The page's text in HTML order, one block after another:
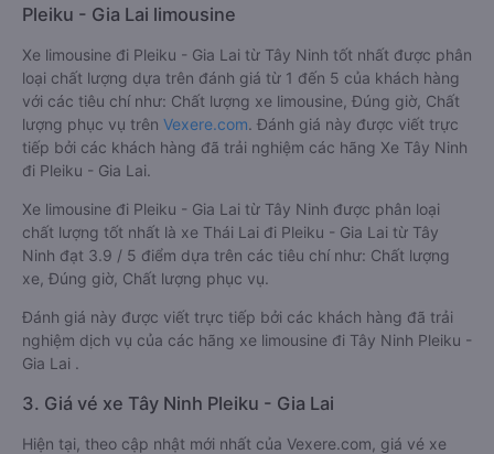
Pleiku - Gia Lai limousine
Xe limousine đi Pleiku - Gia Lai từ Tây Ninh tốt nhất được phân
loại chất lượng dựa trên đánh giá từ 1 đến 5 của khách hàng
với các tiêu chí như: Chất lượng xe limousine, Đúng giờ, Chất
lượng phục vụ trên Vexere.com. Đánh giá này được viết trực
tiếp bởi các khách hàng đã trải nghiệm các hãng Xe Tây Ninh
đi Pleiku - Gia Lai.
Xe limousine đi Pleiku - Gia Lai từ Tây Ninh được phân loại
chất lượng tốt nhất là xe Thái Lai đi Pleiku - Gia Lai từ Tây
Ninh đạt 3.9 / 5 điểm dựa trên các tiêu chí như: Chất lượng
xe, Đúng giờ, Chất lượng phục vụ.
Đánh giá này được viết trực tiếp bởi các khách hàng đã trải
nghiệm dịch vụ của các hãng xe limousine đi Tây Ninh Pleiku -
Gia Lai .
3. Giá vé xe Tây Ninh Pleiku - Gia Lai
Hiện tại, theo cập nhật mới nhất của Vexere.com, giá vé xe